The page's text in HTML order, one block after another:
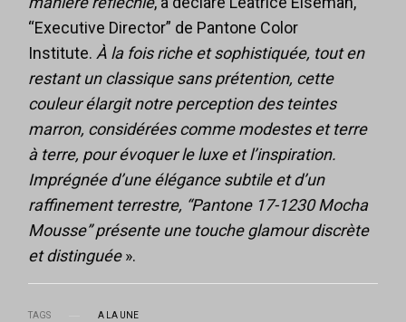
“Executive Director” de Pantone Color
Institute.À la fois riche et sophistiquée, tout en
restant un classique sans prétention, cette
couleur élargit notre perception des teintes
marron, considérées comme modestes et terre
à terre, pour évoquer le luxe et l’inspiration.
Imprégnée d’une élégance subtile et d’un
raffinement terrestre, “Pantone 17-1230 Mocha
Mousse” présente une touche glamour discrète
et distinguée».
TAGS A LA UNE